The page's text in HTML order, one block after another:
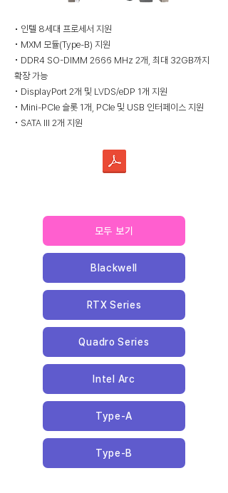
• 인텔 8세대 프로세서 지원
• MXM 모듈(Type-B) 지원
• DDR4 SO-DIMM 2666 MHz 2개, 최대 32GB까지
확장 가능
• DisplayPort 2개 및 LVDS/eDP 1개 지원
• Mini-PCIe 슬롯 1개, PCIe 및 USB 인터페이스 지원
• SATA III 2개 지원
모두 보기
Blackwell
RTX Series
Quadro Series
Intel Arc
Type-A
Type-B